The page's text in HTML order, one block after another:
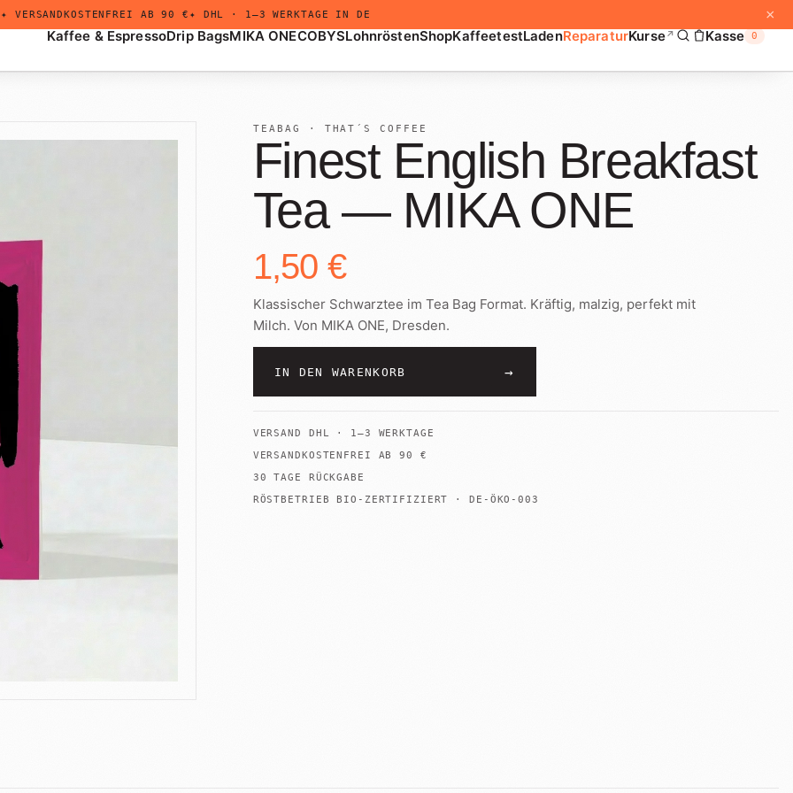
✦ VERSANDKOSTENFREI AB 90 € ✦ DHL · 1–3 WERKTAGE IN DE ×
Kaffee & EspressoDrip BagsMIKA ONECOBYSLohnröstenShopKaffeetestLadenReparaturKurse↗ Kasse 0
Untermenüöffnen
öffnen
TEABAG · THAT´S COFFEE
Finest English Breakfast
Tea — MIKA ONE
1,50 €
Klassischer Schwarztee im Tea Bag Format. Kräftig, malzig, perfekt mit
Milch. Von MIKA ONE, Dresden.
IN DEN WARENKORB →
VERSAND DHL · 1–3 WERKTAGE
VERSANDKOSTENFREI AB90
€
30 TAGE RÜCKGABE
RÖSTBETRIEB BIO-ZERTIFIZIERT · DE-ÖKO-003